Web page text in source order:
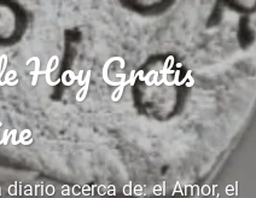
Hoy Gratis
acerca de: el Amor, el